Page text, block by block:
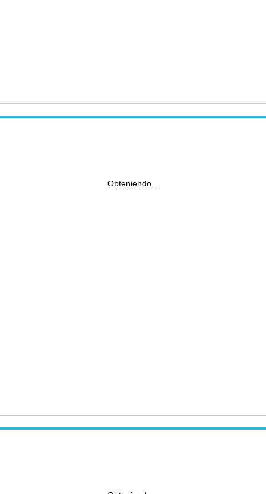
Obteniendo...